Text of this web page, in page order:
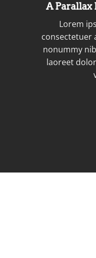
A
Lorem
consectetuer
nonummy
laoreet